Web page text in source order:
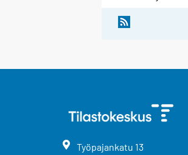
Työpajankatu 13